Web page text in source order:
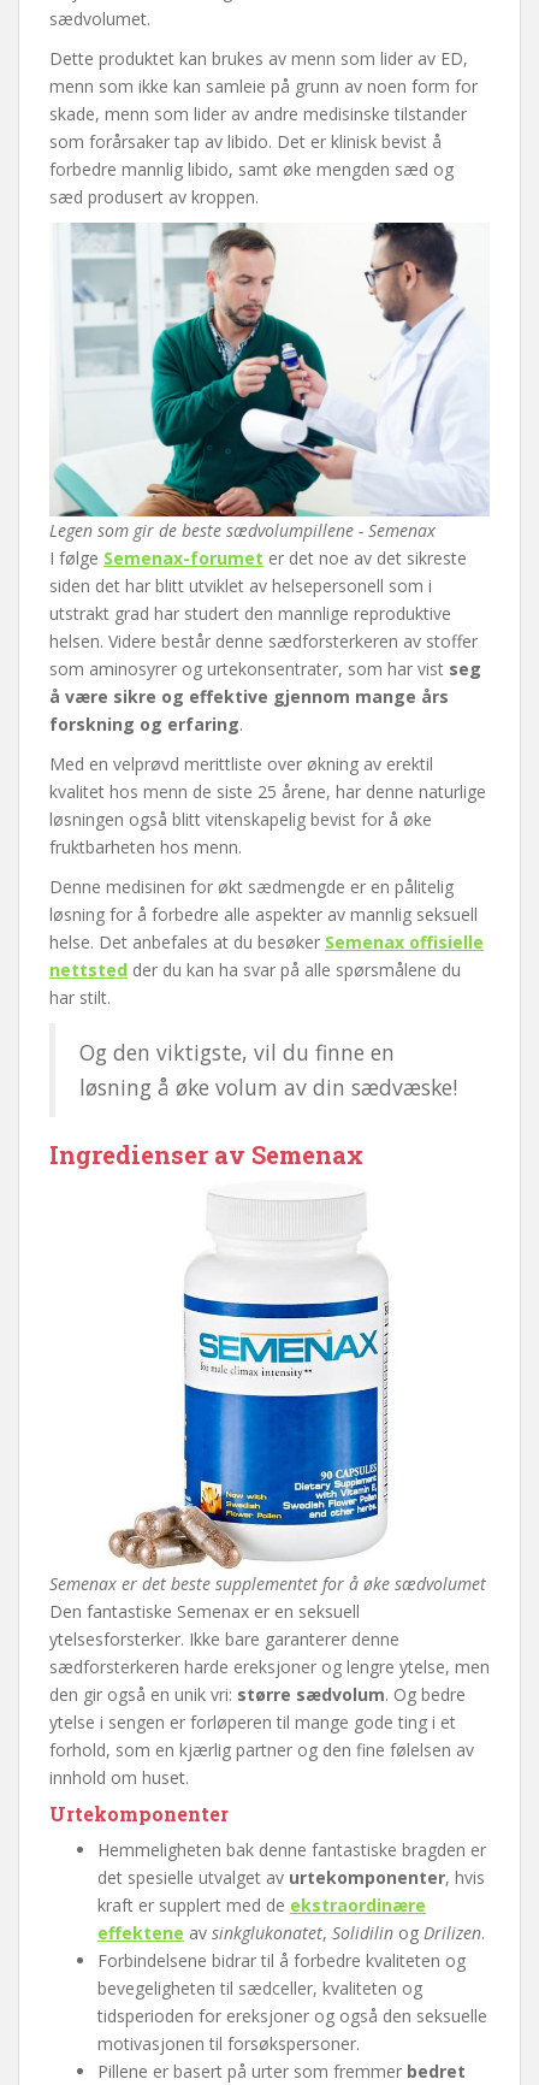
sædvolumet.
Dette produktet kan brukes av menn som lider av ED,
menn som ikke kan samleie på grunn av noen form for
skade, menn som lider av andre medisinske tilstander
som forårsaker tap av libido. Det er klinisk bevist å
forbedre mannlig libido, samt øke mengden sæd og
sæd produsert av kroppen.
Legen som gir de beste sædvolumpillene - Semenax
I følge Semenax-forumet er det noe av det sikreste
siden det har blitt utviklet av helsepersonell som i
utstrakt grad har studert den mannlige reproduktive
helsen. Videre består denne sædforsterkeren av stoffer
som aminosyrer og urtekonsentrater, som har vist seg
å være sikre og effektive gjennom mange års
forskning og erfaring.
Med en velprøvd merittliste over økning av erektil
kvalitet hos menn de siste 25 årene, har denne naturlige
løsningen også blitt vitenskapelig bevist for å øke
fruktbarheten hos menn.
Denne medisinen for økt sædmengde er en pålitelig
løsning for å forbedre alle aspekter av mannlig seksuell
helse. Det anbefales at du besøker Semenax offisielle
nettsted der du kan ha svar på alle spørsmålene du
har stilt.
Og den viktigste, vil du finne en
løsning å øke volum av din sædvæske!
Ingredienser av Semenax
Semenax er det beste supplementet for å øke sædvolumet
Den fantastiske Semenax er en seksuell
ytelsesforsterker. Ikke bare garanterer denne
sædforsterkeren harde ereksjoner og lengre ytelse, men
den gir også en unik vri: større sædvolum. Og bedre
ytelse i sengen er forløperen til mange gode ting i et
forhold, som en kjærlig partner og den fine følelsen av
innhold om huset.
Urtekomponenter
Hemmeligheten bak denne fantastiske bragden er
det spesielle utvalget av urtekomponenter, hvis
kraft er supplert med de ekstraordinære
effektene av sinkglukonatet, Solidilin og Drilizen.
Forbindelsene bidrar til å forbedre kvaliteten og
bevegeligheten til sædceller, kvaliteten og
tidsperioden for ereksjoner og også den seksuelle
motivasjonen til forsøkspersoner.
Pillene er basert på urter som fremmer bedret